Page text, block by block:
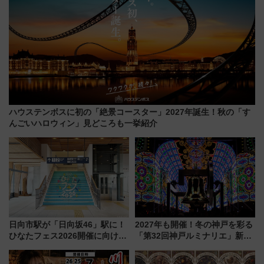
ハウステンボスに初の「絶景コースター」2027年誕生！秋の「す
んごいハロウィン」見どころも一挙紹介
日向市駅が「日向坂46」駅に！
ひなたフェス2026開催に向けJR
全力応援 夜行列車「ドリーム
2027年も開催！冬の神戸を彩る
「第32回神戸ルミナリエ」新た
記憶を次世代へ